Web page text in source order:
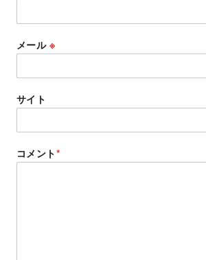
メール ※
サイト
コメント*